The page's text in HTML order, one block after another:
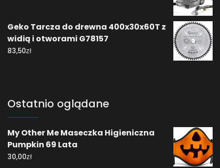
Geko Tarcza do drewna 400x30x60T z
widią i otworami G78157
83,50zł
Ostatnio oglądane
My Other Me Maseczka Higieniczna
Pumpkin 69 Lata
30,00zł